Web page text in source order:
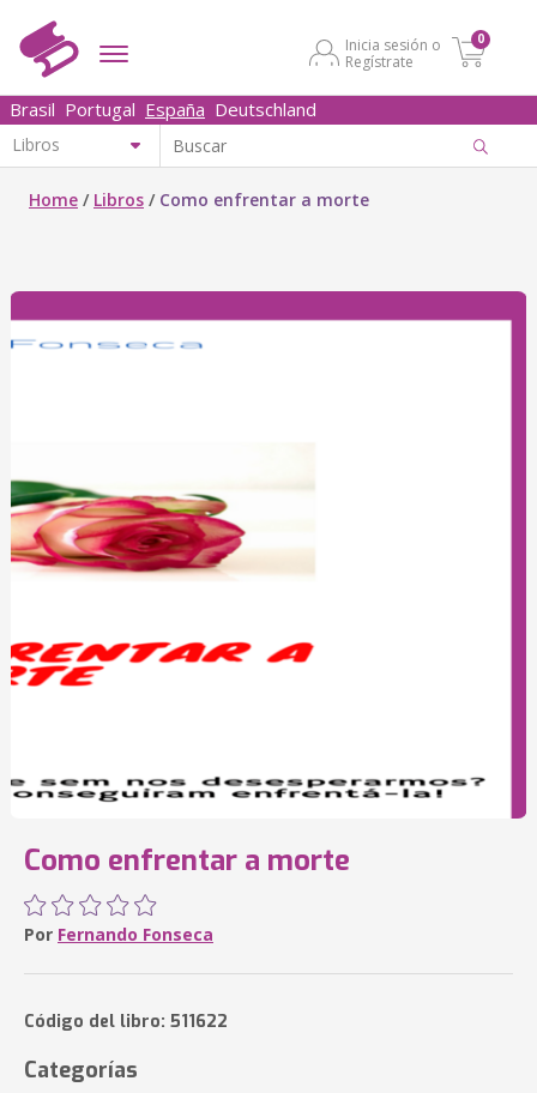
Inicia sesión o
Regístrate
0
Brasil Portugal España Deutschland
Home / Libros / Como enfrentar a morte
Como enfrentar a morte
Por Fernando Fonseca
Código del libro: 511622
Categorías